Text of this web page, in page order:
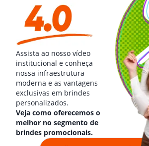
Assista ao nosso vídeo
institucional e conheça
nossa infraestrutura
moderna e as vantagens
exclusivas em brindes
personalizados.
Veja como oferecemos o
melhor no segmento de
brindes promocionais.